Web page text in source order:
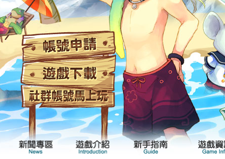
新聞專區 遊戲介紹
帳
遊
社